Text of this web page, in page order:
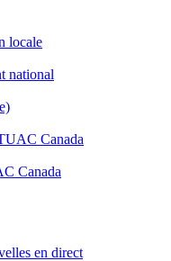
locale
national
Canada
Canada
en direct